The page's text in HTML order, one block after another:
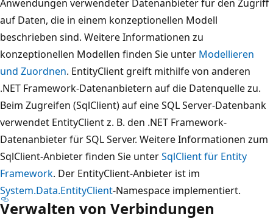
Anwendungen verwendeter Datenanbieter für den Zugriff
auf Daten, die in einem konzeptionellen Modell
beschrieben sind. Weitere Informationen zu
konzeptionellen Modellen finden Sie unter Modellieren
und Zuordnen. EntityClient greift mithilfe von anderen
.NET Framework-Datenanbietern auf die Datenquelle zu.
Beim Zugreifen (SqlClient) auf eine SQL Server-Datenbank
verwendet EntityClient z. B. den .NET Framework-
Datenanbieter für SQL Server. Weitere Informationen zum
SqlClient-Anbieter finden Sie unterSqlClient für Entity
Framework. Der EntityClient-Anbieter ist im
System.Data.EntityClient-Namespace implementiert.
Verwalten von Verbindungen